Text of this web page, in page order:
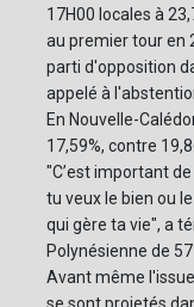
17H00 locales à
au premier tour en
parti d'opposition
appelé à
En Nouvelle-
17,59%, contre
"C’est important
tu veux le bien ou
qui gère ta vie", a
Polynésienne de
Avant même